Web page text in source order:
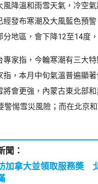
風降溫和雨雪天氣，冷空
經發布寒潮及大風藍色預
分地區，會下降12至14度
專家指，今輪寒潮有三大
指，本月中旬氣溫普遍顯
將會更強，內蒙古東北部
警惕雪災風險；而在北京
聞：
加拿大並領取服務奬